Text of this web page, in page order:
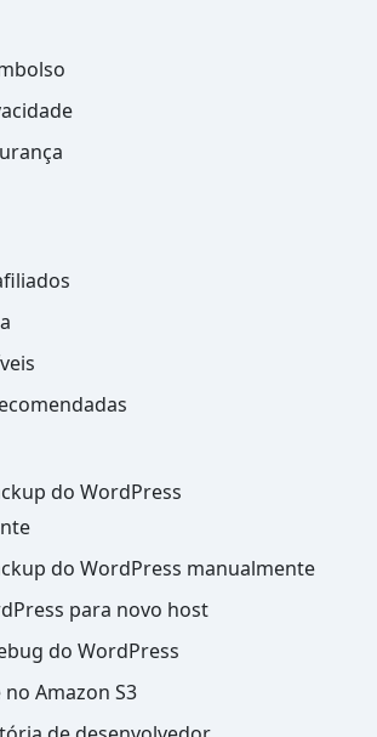
do WordPress
do WordPress manualmente
para novo host
do WordPress
Amazon S3